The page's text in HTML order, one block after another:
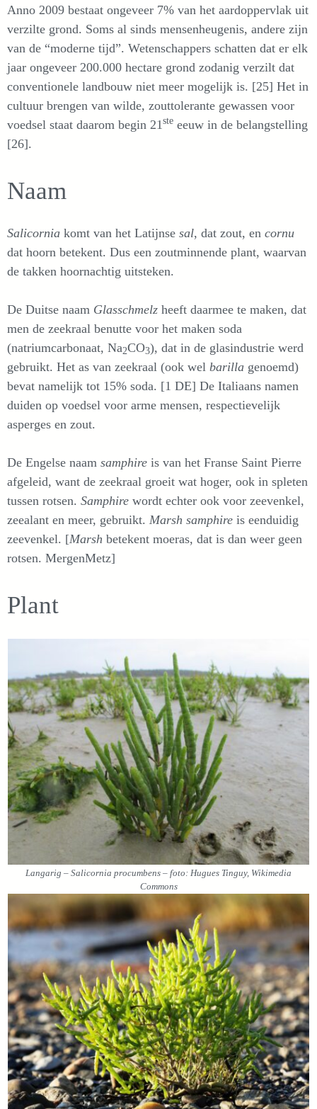
Anno 2009 bestaat ongeveer 7% van het aardoppervlak uit
verzilte grond. Soms al sinds mensenheugenis, andere zijn
van de “moderne tijd”. Wetenschappers schatten dat er elk
jaar ongeveer 200.000 hectare grond zodanig verzilt dat
conventionele landbouw niet meer mogelijk is. [25] Het in
cultuur brengen van wilde, zouttolerante gewassen voor
voedsel staat daarom begin 21 ste eeuw in de belangstelling
[26].
Naam
Salicornia komt van het Latijnse sal, dat zout, en cornu
dat hoorn betekent. Dus een zoutminnende plant, waarvan
de takken hoornachtig uitsteken.
De Duitse naam Glasschmelz heeft daarmee te maken, dat
men de zeekraal benutte voor het maken soda
(natriumcarbonaat, Na2CO3), dat in de glasindustrie werd
gebruikt. Het as van zeekraal (ook wel barilla genoemd)
bevat namelijk tot 15% soda. [1 DE] De Italiaans namen
duiden op voedsel voor arme mensen, respectievelijk
asperges en zout.
De Engelse naam samphire is van het Franse Saint Pierre
afgeleid, want de zeekraal groeit wat hoger, ook in spleten
tussen rotsen. Samphire wordt echter ook voor zeevenkel,
zeealant en meer, gebruikt. Marsh samphire is eenduidig
zeevenkel. [Marsh betekent moeras, dat is dan weer geen
rotsen. MergenMetz]
Plant
Langarig – Salicornia procumbens – foto: Hugues Tinguy, Wikimedia
Commons